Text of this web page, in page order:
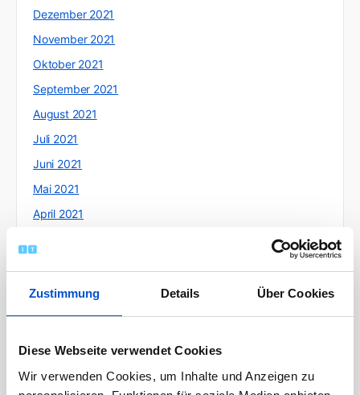
Zustimmung Details Über Cookies
Diese Webseite verwendet Cookies
Wir verwenden Cookies, um Inhalte und Anzeigen zu
Dezember 2021
November 2021
Oktober 2021
September 2021
August 2021
Juli 2021
Juni 2021
Mai 2021
April 2021
Januar 2021
Dezember 2020
September 2020